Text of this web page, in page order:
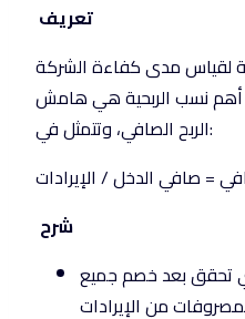
تعريف
لقياس مدى كفاءة الشركة
أهم نسب الربحية هي هامش
الربح الصافي، وتتمثل في:
= صافي الدخل / الإيرادات
شرح
تحقق بعد خصم جميع